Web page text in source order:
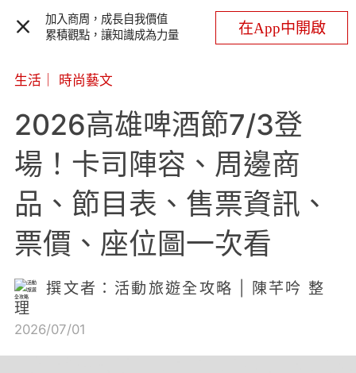
加入商周，成長自我價值
累積觀點，讓知識成為力量
在App中開啟
生活 時尚藝文
2026高雄啤酒節7/3登
場！卡司陣容、周邊商
品、節目表、售票資訊、
票價、座位圖一次看
撰文者：活動旅遊全攻略 | 陳芊吟 整
理
2026/07/01